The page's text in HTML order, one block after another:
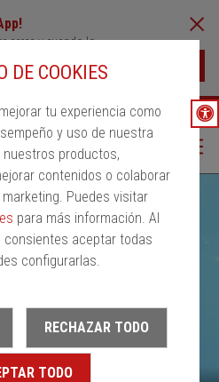
DE COOKIES
tu experiencia como
y uso de nuestra
nuestros productos,
contenidos o colaborar
Puedes visitar
para más información. Al
consientes aceptar todas
configurarlas.
RECHAZAR TODO
TODO
cerca y cuando lo
Buscar Ayuda ESP